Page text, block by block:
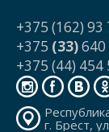
+375 (162) 93
+375 (33)640
+375 (44) 454
г. Брест,